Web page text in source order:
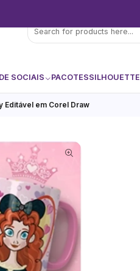
SOCIAIS PACOTESSILHOUETTE
Editável em Corel Draw